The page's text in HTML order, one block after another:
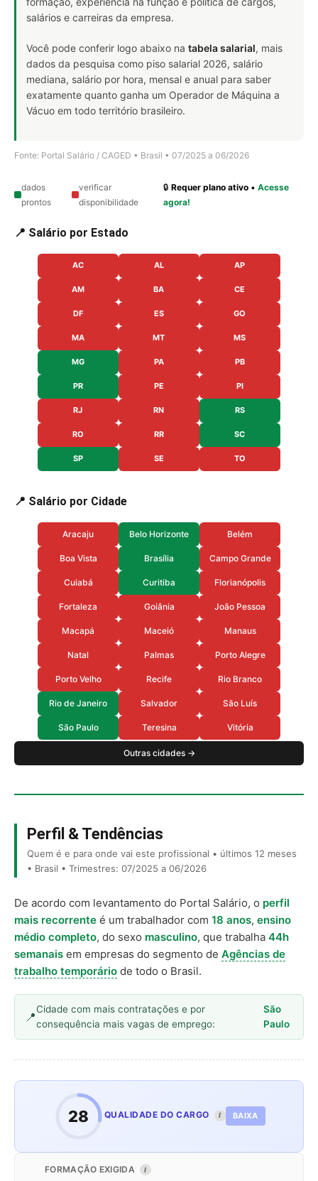
salários e carreiras da empresa.
Você pode conferir logo abaixo na tabela salarial, mais
dados da pesquisa como piso salarial 2026, salário
mediana, salário por hora, mensal e anual para saber
exatamente quanto ganha um Operador de Máquina a
Vácuo em todo território brasileiro.
Fonte: Portal Salário / CAGED • Brasil • 07/2025 a 06/2026
dados
prontos
verificar
disponibilidade
🔒Requer plano ativo •Acesse
agora!
📍 Salário por Estado
AC AL AP
AM BA CE
DF ES GO
MA MT MS
MG PA PB
PR PE PI
RJ RN RS
RO RR SC
SP SE TO
📍 Salário por Cidade
Aracaju Belo Horizonte Belém
Boa Vista Brasília Campo Grande
Cuiabá Curitiba Florianópolis
Fortaleza Goiânia João Pessoa
Macapá Maceió Manaus
Natal Palmas Porto Alegre
Porto Velho Recife Rio Branco
Rio de Janeiro Salvador São Luís
São Paulo Teresina Vitória
Outras cidades →
Perfil & Tendências
Quem é e para onde vai este profissional • últimos 12 meses
• Brasil • Trimestres: 07/2025 a 06/2026
De acordo com levantamento do Portal Salário, o perfil
mais recorrente é um trabalhador com 18 anos, ensino
médio completo, do sexo masculino, que trabalha 44h
semanais em empresas do segmento de Agências de
trabalho temporário de todo o Brasil.
Cidade com mais contratações e por
consequência mais vagas de emprego:
São
Paulo
28 QUALIDADE DO CARGO I BAIXA
FORMAÇÃO EXIGIDA I